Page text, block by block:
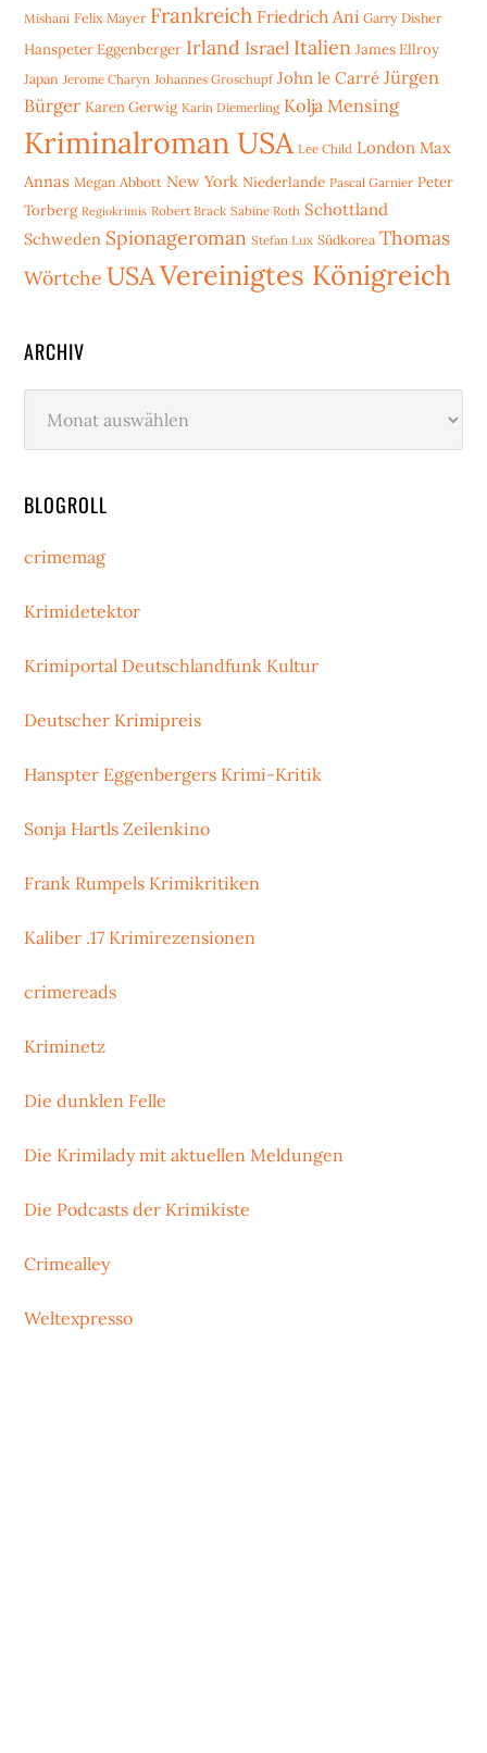
Mishani Felix Mayer Frankreich Friedrich Ani Garry Disher
Hanspeter Eggenberger Irland Israel Italien James Ellroy
Japan Jerome Charyn Johannes Groschupf John le Carré Jürgen
Bürger Karen Gerwig Karin Diemerling Kolja Mensing
Kriminalroman USA Lee Child London Max
Annas Megan Abbott New York Niederlande Pascal Garnier Peter
Torberg Regiokrimis Robert Brack Sabine Roth Schottland
Schweden Spionageroman Stefan Lux Südkorea Thomas
Wörtche USAVereinigtes Königreich
ARCHIV
BLOGROLL
crimemag
Krimidetektor
Krimiportal Deutschlandfunk Kultur
Deutscher Krimipreis
Hanspter Eggenbergers Krimi-Kritik
Sonja Hartls Zeilenkino
Frank Rumpels Krimikritiken
Kaliber .17 Krimirezensionen
crimereads
Kriminetz
Die dunklen Felle
Die Krimilady mit aktuellen Meldungen
Die Podcasts der Krimikiste
Crimealley
Weltexpresso